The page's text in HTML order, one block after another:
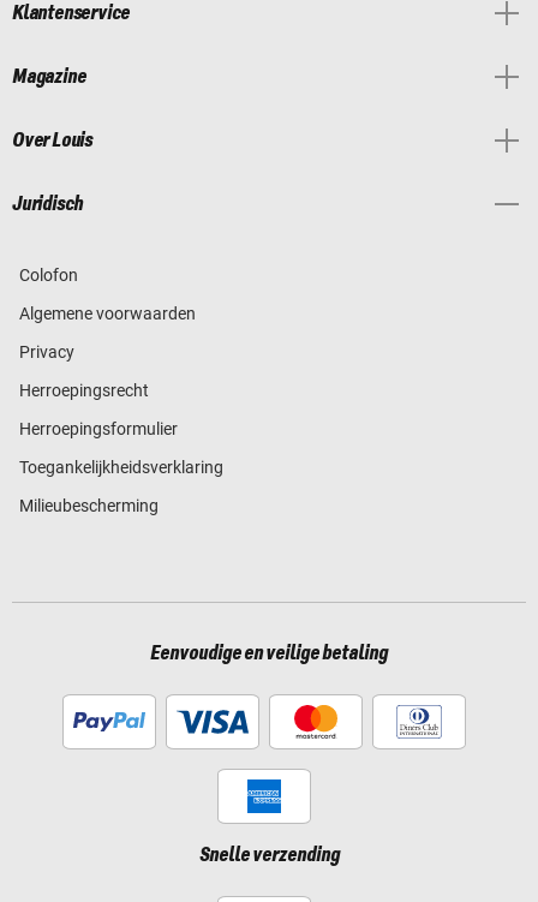
Klantenservice
Magazine
Over Louis
Juridisch
Colofon
Algemene voorwaarden
Privacy
Herroepingsrecht
Herroepingsformulier
Toegankelijkheidsverklaring
Milieubescherming
Eenvoudige en veilige betaling
Snelle verzending